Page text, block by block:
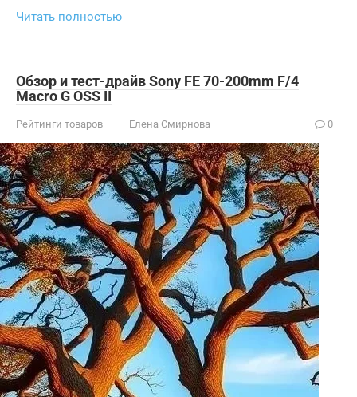
Читать полностью
Обзор и тест-драйв Sony FE 70-200mm F/4
Macro G OSS II
Рейтинги товаров Елена Смирнова 0